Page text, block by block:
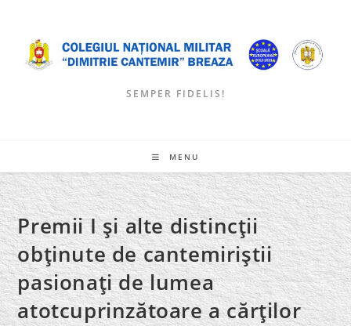
content
SEMPER FIDELIS!
MENU
Premii I şi alte distincţii
obţinute de cantemiriştii
pasionaţi de lumea
atotcuprinzătoare a cărţilor